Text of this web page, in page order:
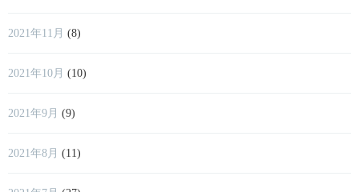
2021年11月 (8)
2021年10月 (10)
2021年9月 (9)
2021年8月 (11)